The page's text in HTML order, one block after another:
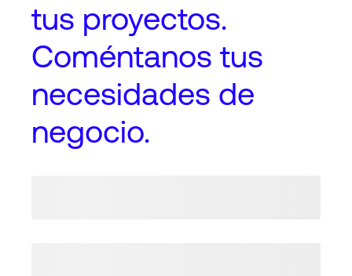
tus proyectos.
Coméntanos tus
necesidades de
negocio.